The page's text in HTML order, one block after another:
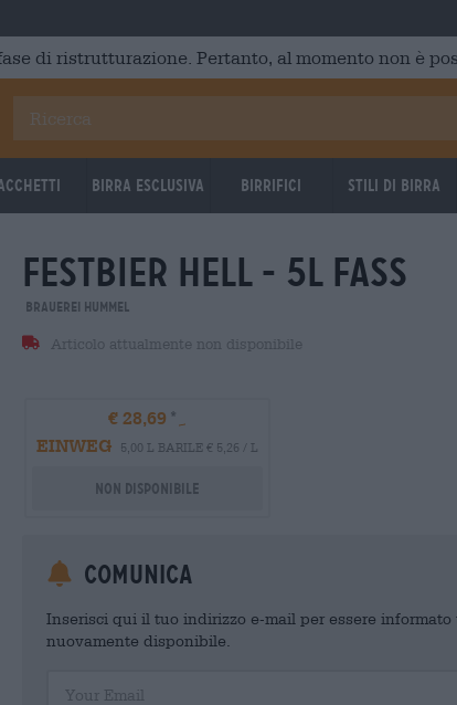
di ristrutturazione. Pertanto, al momento non è
Birra Esclusiva Birrifici Stili di birra
festbier hell - 5l fass
Brauerei Hummel
Articolo attualmente non disponibile
€ 28,69
EINWEG
5,00 L BARILE € 5,26 / L
Non disponibile
Comunica
Inserisci qui il tuo indirizzo e-mail per essere
nuovamente disponibile.